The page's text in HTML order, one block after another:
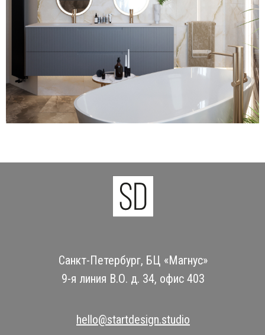
Санкт-Петербург, БЦ «Магнус»
9-я линия В.О. д. 34, офис 403
hello@startdesign.studio